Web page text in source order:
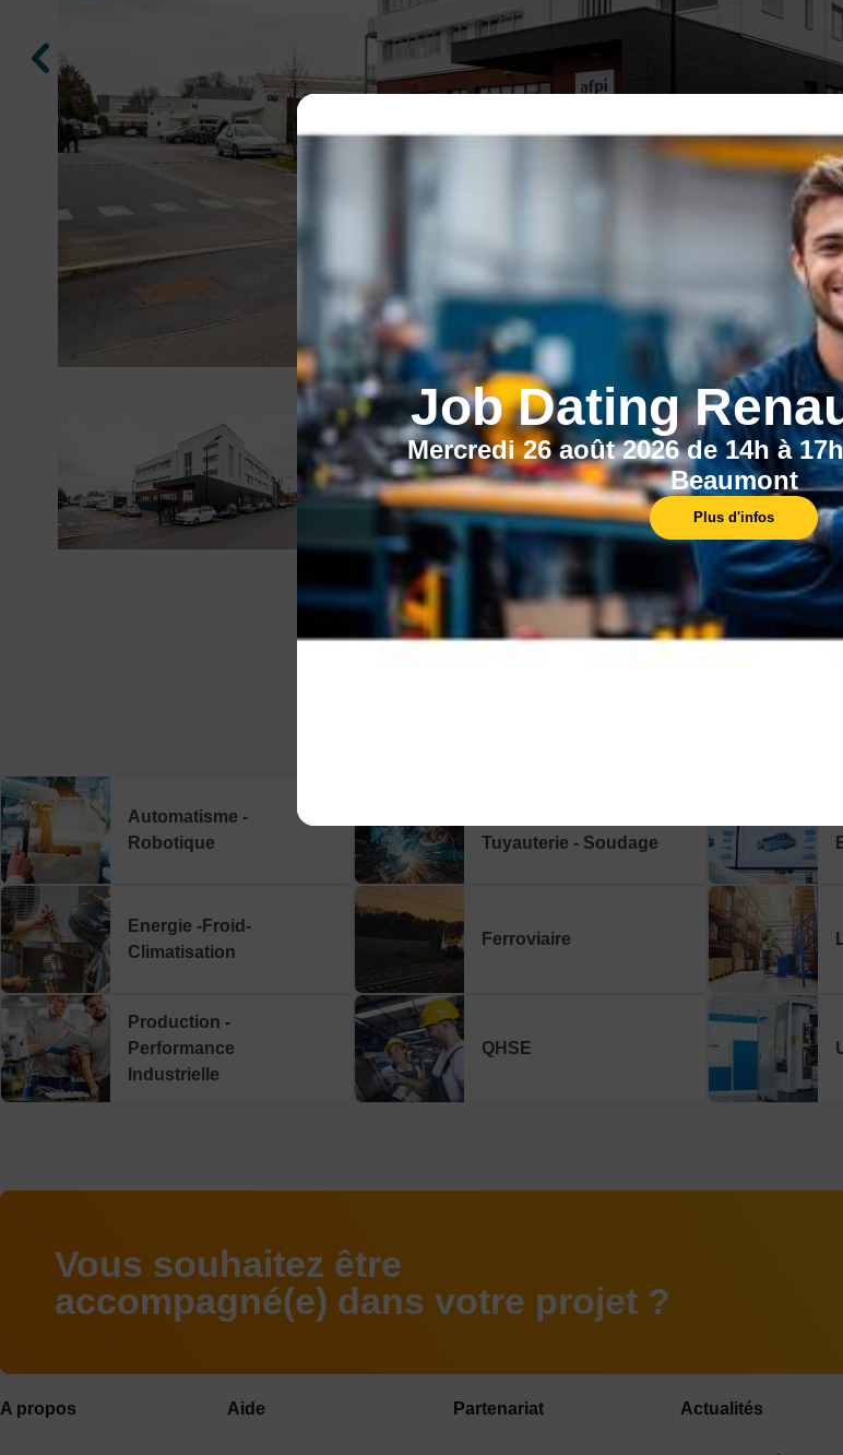
Job Dating
Mercredi 26 août 2026 de 14h à
Beaumont
Plus d'infos
NOTRE OFFRE DE
Automatisme -
Robotique
Tuyauterie - Soudage
Energie -Froid-
Climatisation
Ferroviaire
Production -
Performance
Industrielle
QHSE
Vous souhaitez être
accompagné(e) dans votre projet ?
A propos Aide Partenariat Actualités